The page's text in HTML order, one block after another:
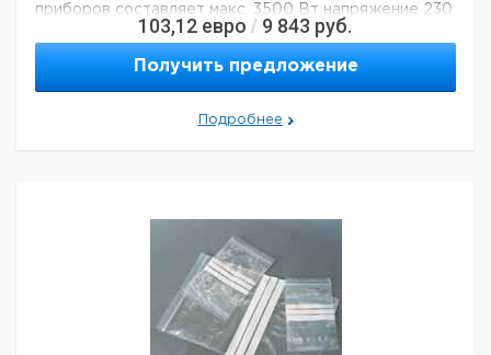
приборов составляет макс. 3500 Вт напряжение 230
- Допустимая нагрузка 16 А
- Подходит для европейских разъемов
- Встроенная аккумуляторная батарея
1 x аварийный датчик электропитания
2 x защитные крышки для штепсельной вилки
103,12 евро / 9 843 руб.
Получить предложение
Подробнее